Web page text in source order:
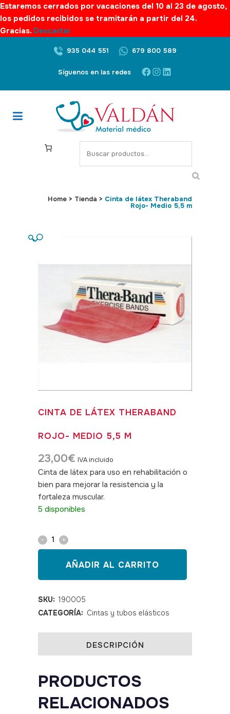
Estaremos cerrados por vacaciones del 10 al 23 de agosto,
los pedidos recibidos se tramitarán a partir del 24.
Gracias. Descartar
935 044 551 679 800 589
Síguenos en las redes Facebook
Instagram
LinkedIn
S
e
c
Home > Tienda > Cinta de látex Theraband
Rojo- Medio 5,5 m
🔍
CINTA DE LÁTEX THERABAND
ROJO- MEDIO 5,5 M
23,00€ IVA incluido
Cinta de látex para uso en rehabilitación o
bien para mejorar la resistencia y la
fortaleza muscular.
5 disponibles
Cinta
látex
Theraband
Rojo-
Medio
5,5
AÑADIR AL CARRITO
SKU: 190005
CATEGORÍA: Cintas y tubos elásticos
DESCRIPCIÓN
PRODUCTOS
RELACIONADOS